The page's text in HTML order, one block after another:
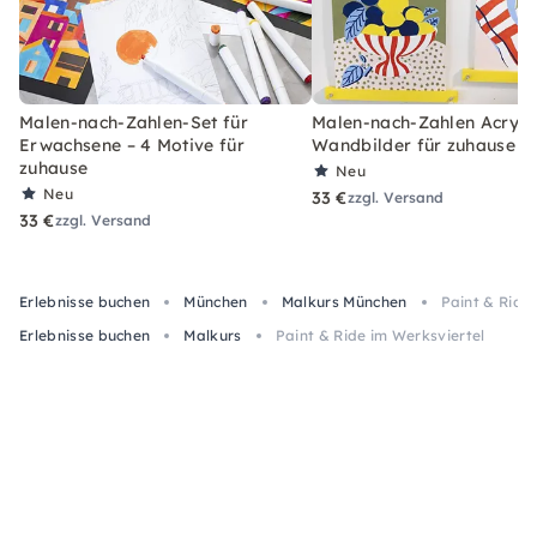
Malen-nach-Zahlen-Set für
Erwachsene – 4 Motive für
zuhause
Neu
33 €zzgl. Versand
Malen-nach-Zahlen Acryl-
Wandbilder für zuhause
Neu
33 €zzgl. Versand
Erlebnisse buchen München Malkurs München
Paint &
Erlebnisse buchen
Malkurs Paint & Ride im Werksviertel